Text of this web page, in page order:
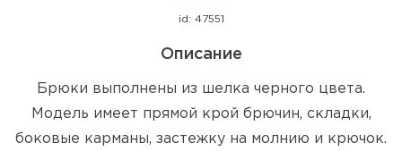
id: 47551
Описание
Брюки выполнены из шелка черного цвета.
Модель имеет прямой крой брючин, складки,
боковые карманы, застежку на молнию и крючок.